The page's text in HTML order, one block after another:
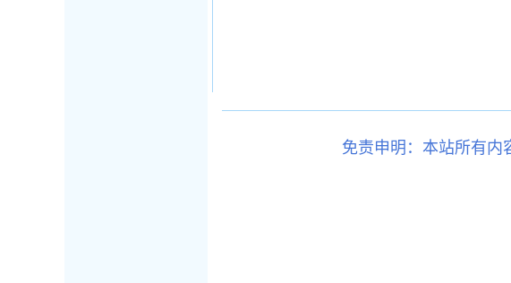
免责申明：本站所有内